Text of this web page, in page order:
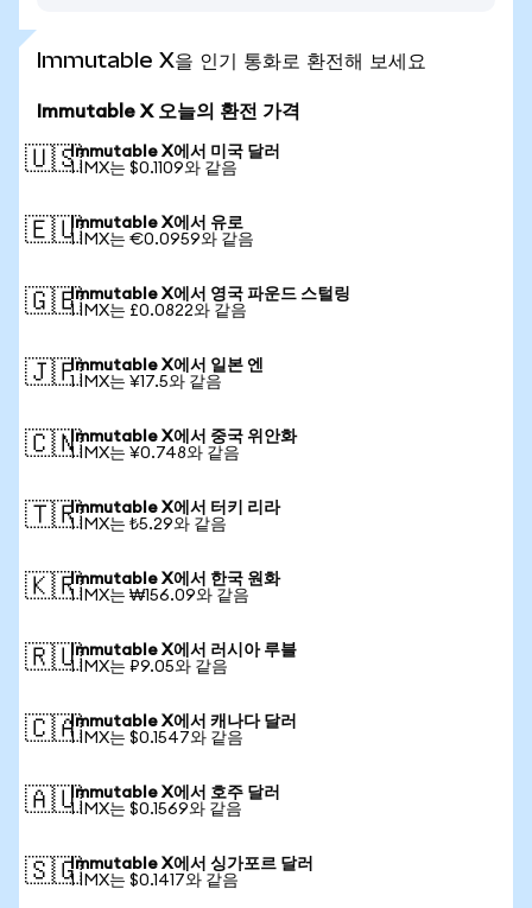
Immutable X을 인기 통화로 환전해 보세요
Immutable X 오늘의 환전 가격
🇺🇸Immutable X에서 미국 달러
1 IMX는 $0.1109와 같음
🇪🇺Immutable X에서 유로
1 IMX는 €0.0959와 같음
🇬🇧Immutable X에서 영국 파운드 스털링
1 IMX는 £0.0822와 같음
🇯🇵Immutable X에서 일본 엔
1 IMX는 ¥17.5와 같음
🇨🇳Immutable X에서 중국 위안화
1 IMX는 ¥0.748와 같음
🇹🇷Immutable X에서 터키 리라
1 IMX는 ₺5.29와 같음
🇰🇷Immutable X에서 한국 원화
1 IMX는 ₩156.09와 같음
🇷🇺Immutable X에서 러시아 루블
1 IMX는 ₽9.05와 같음
🇨🇦Immutable X에서 캐나다 달러
1 IMX는 $0.1547와 같음
🇦🇺Immutable X에서 호주 달러
1 IMX는 $0.1569와 같음
🇸🇬Immutable X에서 싱가포르 달러
1 IMX는 $0.1417와 같음